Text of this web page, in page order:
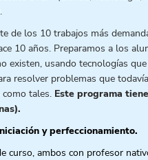
de los 10 trabajos más
10 años. Preparamos a los
existen, usando tecnologías
resolver problemas que
tales. Este programa
y perfeccionamiento.
curso, ambos con profesor